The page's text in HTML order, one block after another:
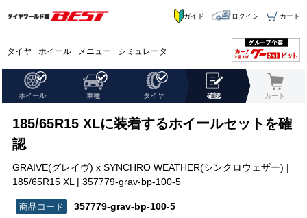
タイヤ ホイール メニュー シミュレータ
ガイド ログイン カート
ホイール 車種 タイヤ 確認 カート
185/65R15 XLに装着するホイールセットを確
認
GRAIVE(グレイヴ) x SYNCHRO WEATHER(シンクロウェザー) |
185/65R15 XL | 357779-grav-bp-100-5
357779-grav-bp-100-5